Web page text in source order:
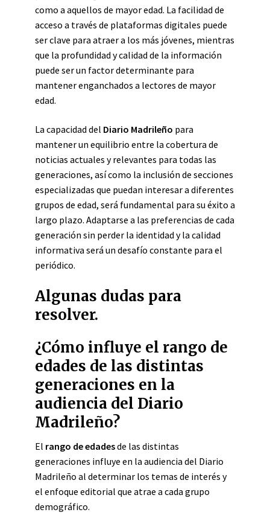
como a aquellos de mayor edad. La facilidad de
acceso a través de plataformas digitales puede
ser clave para atraer a los más jóvenes, mientras
que la profundidad y calidad de la información
puede ser un factor determinante para
mantener enganchados a lectores de mayor
edad.
La capacidad del Diario Madrileño para
mantener un equilibrio entre la cobertura de
noticias actuales y relevantes para todas las
generaciones, así como la inclusión de secciones
especializadas que puedan interesar a diferentes
grupos de edad, será fundamental para su éxito a
largo plazo. Adaptarse a las preferencias de cada
generación sin perder la identidad y la calidad
informativa será un desafío constante para el
periódico.
Algunas dudas para
resolver.
¿Cómo influye el rango de
edades de las distintas
generaciones en la
audiencia del Diario
Madrileño?
El rango de edadesde las distintas
generaciones influye en la audiencia del Diario
Madrileño al determinar los temas de interés y
el enfoque editorial que atrae a cada grupo
demográfico.